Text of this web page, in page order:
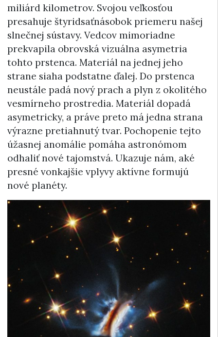
miliárd kilometrov. Svojou veľkosťou
presahuje štyridsaťnásobok priemeru našej
slnečnej sústavy. Vedcov mimoriadne
prekvapila obrovská vizuálna asymetria
tohto prstenca. Materiál na jednej jeho
strane siaha podstatne ďalej. Do prstenca
neustále padá nový prach a plyn z okolitého
vesmírneho prostredia. Materiál dopadá
asymetricky, a práve preto má jedna strana
výrazne pretiahnutý tvar. Pochopenie tejto
úžasnej anomálie pomáha astronómom
odhaliť nové tajomstvá. Ukazuje nám, aké
presné vonkajšie vplyvy aktívne formujú
nové planéty.